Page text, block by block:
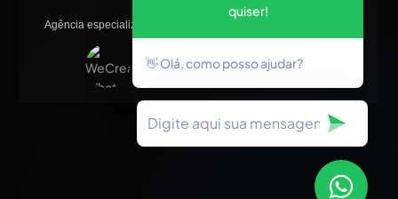
Agência especializada em SEO, criação de sites, tráfego pago e
quiser!
👋 Olá, como posso ajudar?